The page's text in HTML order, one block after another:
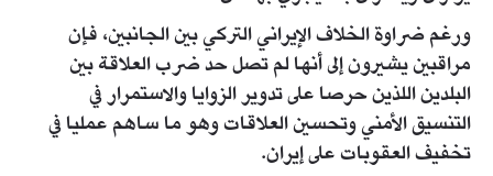
ورغم ضراوة الخلاف الإيراني التركي بين الجانبين، فإن
مراقبين يشيرون إلى أنها لم تصل حد ضرب العلاقة بين
البلدين اللذين حرصا على تدوير الزوايا والاستمرار في
التنسيق الأمني وتحسين العلاقات وهو ما ساهم عمليا في
تخفيف العقوبات على إيران.